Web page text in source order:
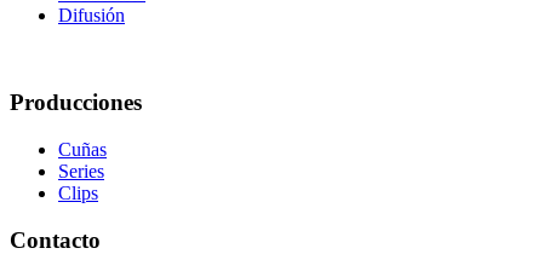
Difusión
Producciones
Cuñas
Series
Clips
Contacto